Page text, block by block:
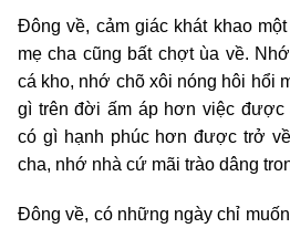
Đông về, cảm giác khát khao
mẹ cha cũng bất chợt ùa về.
cá kho, nhớ chõ xôi nóng hôi hổi
gì trên đời ấm áp hơn việc được
có gì hạnh phúc hơn được trở
cha, nhớ nhà cứ mãi trào dâng
Đông về, có những ngày chỉ